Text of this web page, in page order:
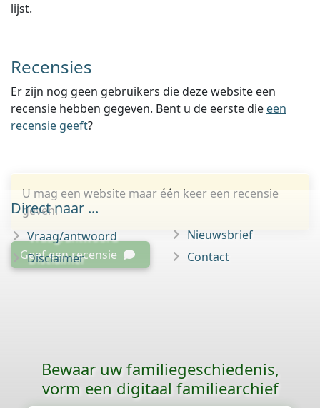
lijst.
Recensies
Er zijn nog geen gebruikers die deze website een
recensie hebben gegeven. Bent u de eerste die een
recensie geeft?
U mag een website maar één keer een recensie
geven.
Geef een recensie
Direct naar ...
Vraag/antwoord
Disclaimer
Nieuwsbrief
Contact
Bewaar uw familie­geschiedenis,
vorm een digitaal familiearchief